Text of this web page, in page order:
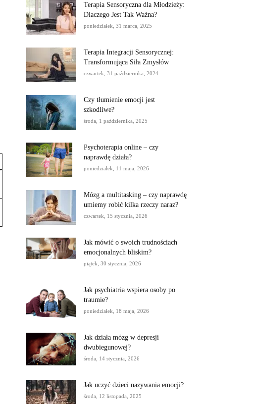
Terapia Sensoryczna dla Młodzieży:
Dlaczego Jest Tak Ważna?
poniedziałek, 31 marca, 2025
Terapia Integracji Sensorycznej:
Transformująca Siła Zmysłów
czwartek, 31 października, 2024
Czy tłumienie emocji jest
szkodliwe?
środa, 1 października, 2025
Psychoterapia online – czy
naprawdę działa?
poniedziałek, 11 maja, 2026
Mózg a multitasking – czy naprawdę
umiemy robić kilka rzeczy naraz?
czwartek, 15 stycznia, 2026
Jak mówić o swoich trudnościach
emocjonalnych bliskim?
piątek, 30 stycznia, 2026
Jak psychiatria wspiera osoby po
traumie?
poniedziałek, 18 maja, 2026
Jak działa mózg w depresji
dwubiegunowej?
środa, 14 stycznia, 2026
Jak uczyć dzieci nazywania emocji?
środa, 12 listopada, 2025